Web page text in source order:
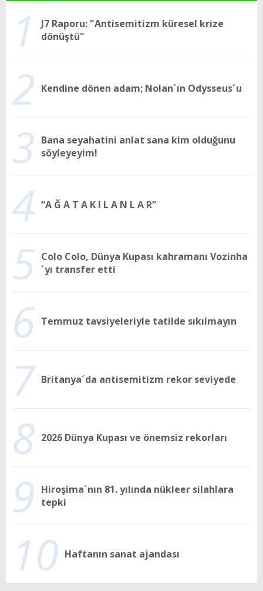
1
J7 Raporu: "Antisemitizm küresel krize
dönüştü"
2 Kendine dönen adam; Nolan´ın Odysseus´u
3 Bana seyahatini anlat sana kim olduğunu
söyleyeyim!
4 “A Ğ A T A K I L A N L A R”
5 Colo Colo, Dünya Kupası kahramanı Vozinha
´yı transfer etti
6 Temmuz tavsiyeleriyle tatilde sıkılmayın
7 Britanya´da antisemitizm rekor seviyede
8 2026 Dünya Kupası ve önemsiz rekorları
9
Hiroşima´nın 81. yılında nükleer silahlara
tepki
10 Haftanın sanat ajandası